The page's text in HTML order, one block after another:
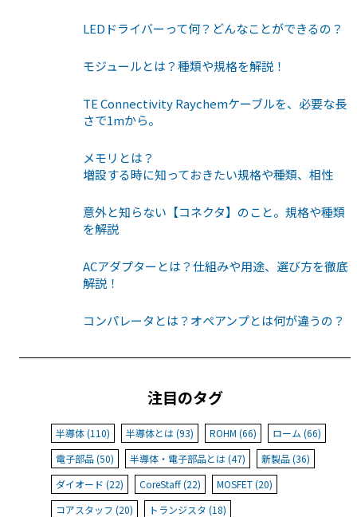
LEDドライバーって何？どんなことができるの？
モジュールとは？種類や規格を解説！
TE Connectivity Raychemケーブルを、必要な長
さで1mから。
メモリとは？
増設する時に知っておきたい規格や種類、相性
意外と知らない【コネクタ】のこと。規格や種類
を解説
ACアダプターとは？仕組みや用途、選び方を徹底
解説！
コンパレータとは？オペアンプとは何が違うの？
注目のタグ
半導体 (110) 半導体とは (93) ROHM (66)
ローム (66)
電子部品 (50)
半導体・電子部品とは (47)
新製品 (36)
ダイオード (22)
CoreStaff (22)
MOSFET (20)
コアスタッフ (20)
トランジスタ (18)